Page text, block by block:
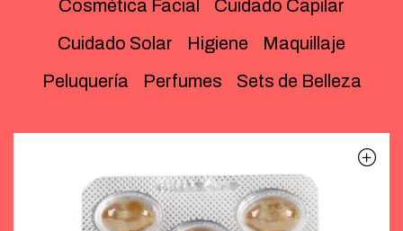
Cosmética Facial
Cuidado Capilar
Cuidado Solar
Higiene
Maquillaje
Peluquería
Perfumes Sets de Belleza